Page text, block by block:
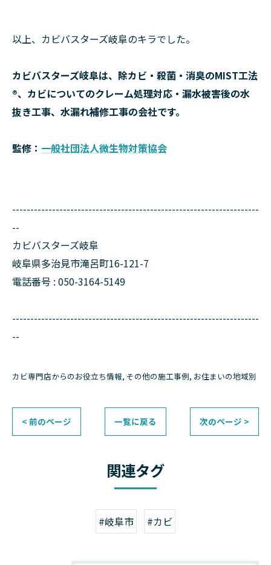
以上、カビバスターズ岐阜のキラでした。
カビバスターズ岐阜は、除カビ・殺菌・消臭のMIST工法
®、カビについてのクレーム処理対応・漏水被害後の水
抜き工事、水漏れ補修工事の会社です。
監修： 一般社団法人微生物対策協会
--------------------------------------------------------------------
--
カビバスターズ岐阜
岐阜県多治見市滝呂町16-121-7
電話番号 : 050-3164-5149
--------------------------------------------------------------------
--
カビ専門店からのお役立ち情報 その他の施工事例 お住まいの地域別
< 前のページ 一覧に戻る 次のページ >
関連タグ
#岐阜市 #カビ